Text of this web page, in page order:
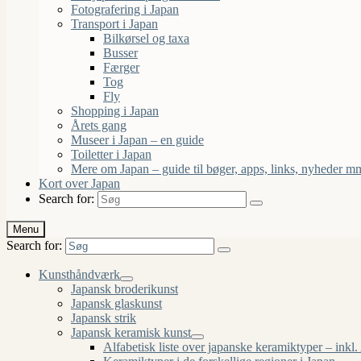
Fotografering i Japan
Transport i Japan
Bilkørsel og taxa
Busser
Færger
Tog
Fly
Shopping i Japan
Årets gang
Museer i Japan – en guide
Toiletter i Japan
Mere om Japan – guide til bøger, apps, links, nyheder
Kort over Japan
Search for:
Menu
Search for:
Kunsthåndværk
Japansk broderikunst
Japansk glaskunst
Japansk strik
Japansk keramisk kunst
Alfabetisk liste over japanske keramiktyper –